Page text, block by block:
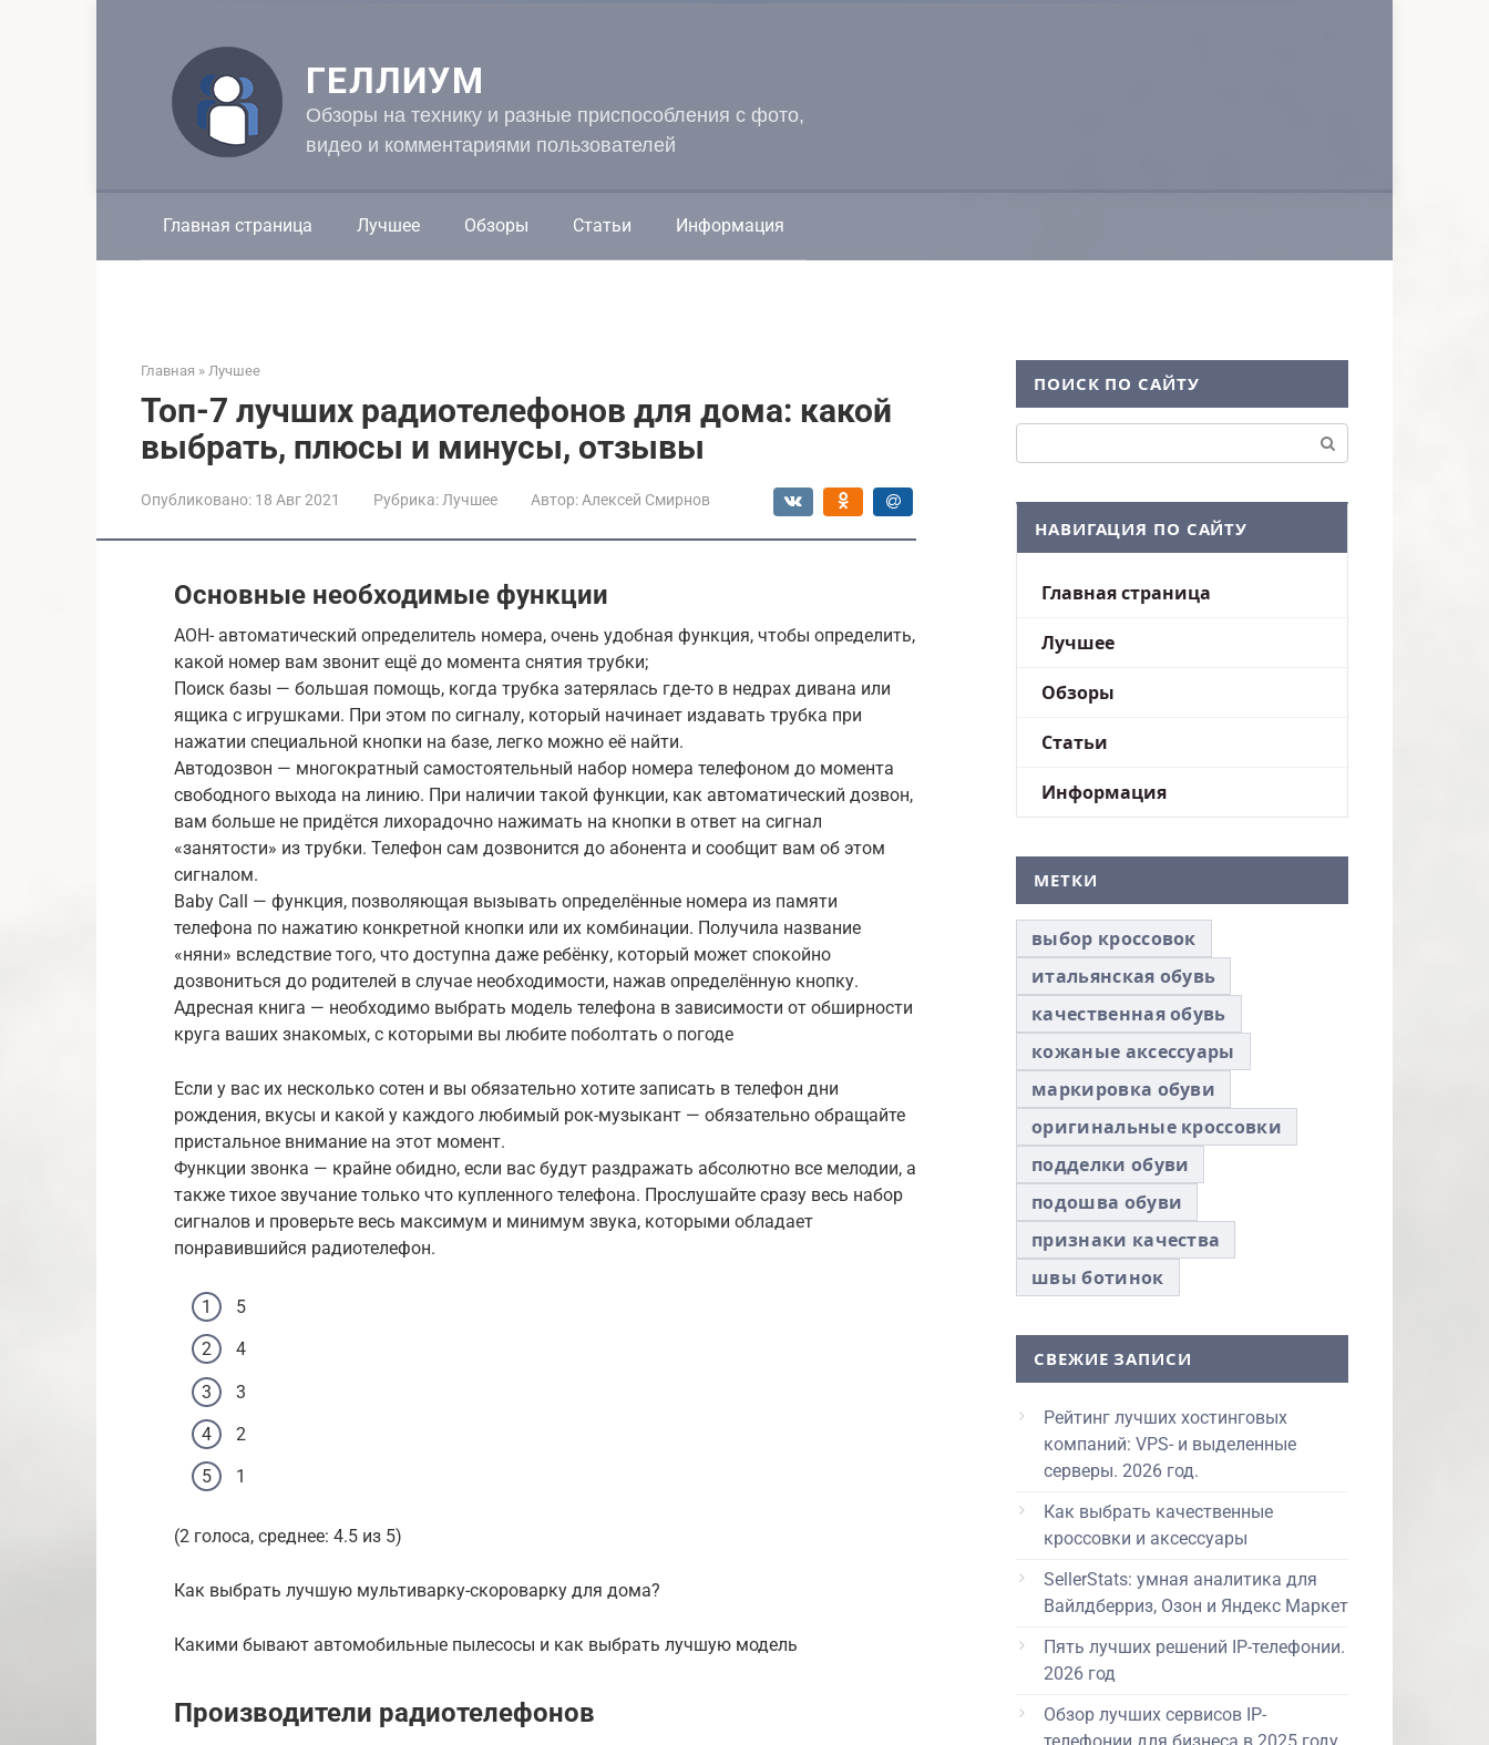
ГЕЛЛИУМ
Обзоры на технику и разные приспособления с фото,
видео и комментариями пользователей
Главная страница Лучшее Обзоры Статьи Информация
Главная » Лучшее
Топ-7 лучших радиотелефонов для дома: какой
выбрать, плюсы и минусы, отзывы
Опубликовано: 18 Авг 2021 Рубрика: Лучшее Автор: Алексей Смирнов
Основные необходимые функции
AOH- автоматический определитель номера, очень удобная функция, чтобы определить,
какой номер вам звонит ещё до момента снятия трубки;
Поиск базы — большая помощь, когда трубка затерялась где-то в недрах дивана или
ящика с игрушками. При этом по сигналу, который начинает издавать трубка при
нажатии специальной кнопки на базе, легко можно её найти.
Автодозвон — многократный самостоятельный набор номера телефоном до момента
свободного выхода на линию. При наличии такой функции, как автоматический дозвон,
вам больше не придётся лихорадочно нажимать на кнопки в ответ на сигнал
«занятости» из трубки. Телефон сам дозвонится до абонента и сообщит вам об этом
сигналом.
Baby Call — функция, позволяющая вызывать определённые номера из памяти
телефона по нажатию конкретной кнопки или их комбинации. Получила название
«няни» вследствие того, что доступна даже ребёнку, который может спокойно
дозвониться до родителей в случае необходимости, нажав определённую кнопку.
Адресная книга — необходимо выбрать модель телефона в зависимости от обширности
круга ваших знакомых, с которыми вы любите поболтать о погоде
Если у вас их несколько сотен и вы обязательно хотите записать в телефон дни
рождения, вкусы и какой у каждого любимый рок-музыкант — обязательно обращайте
пристальное внимание на этот момент.
Функции звонка — крайне обидно, если вас будут раздражать абсолютно все мелодии, а
также тихое звучание только что купленного телефона. Прослушайте сразу весь набор
сигналов и проверьте весь максимум и минимум звука, которыми обладает
понравившийся радиотелефон.
5
4
3
2
1
(2 голоса, среднее: 4.5 из 5)
Как выбрать лучшую мультиварку-скороварку для дома?
Какими бывают автомобильные пылесосы и как выбрать лучшую модель
Производители радиотелефонов
ПОИСК ПО САЙТУ
НАВИГАЦИЯ ПО САЙТУ
Главная страница
Лучшее
Обзоры
Статьи
Информация
МЕТКИ
выбор кроссовок
итальянская обувь
качественная обувь
кожаные аксессуары
маркировка обуви
оригинальные кроссовки
подделки обуви
подошва обуви
признаки качества
швы ботинок
СВЕЖИЕ ЗАПИСИ
Рейтинг лучших хостинговых
компаний: VPS- и выделенные
серверы. 2026 год.
Как выбрать качественные
кроссовки и аксессуары
SellerStats: умная аналитика для
Вайлдберриз, Озон и Яндекс Маркет
Пять лучших решений IP-телефонии.
2026 год
Обзор лучших сервисов IP-